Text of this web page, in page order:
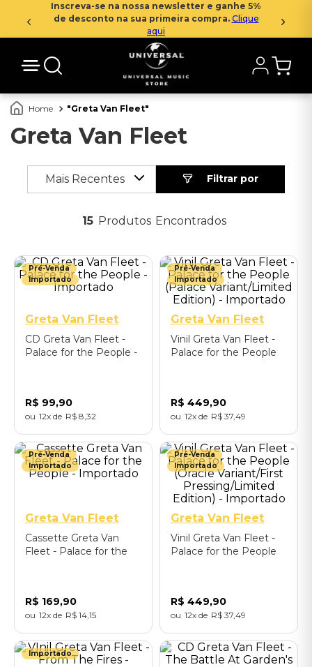
Inscreva-se na nossa newsletter e ganhe 5%
de desconto na sua primeira compra. Clique
aqui
Greta Van Fleet
Greta Van Fleet
Mais Recentes
15 Produtos
Pré-Venda
Importado
Greta Van Fleet
CD Greta Van Fleet -
Palace for the People -
R$ 99,90
12 R$ 8 32
Pré-Venda
Importado
Greta Van Fleet
Vinil Greta Van Fleet -
Palace for the People
R$ 449,90
12 R$ 37 49
Pré-Venda
Importado
Greta Van Fleet
Cassette Greta Van
Fleet - Palace for the
R$ 169,90
12 R$ 14 15
Pré-Venda
Importado
Greta Van Fleet
Vinil Greta Van Fleet -
Palace for the People
R$ 449,90
12 R$ 37 49
Importado